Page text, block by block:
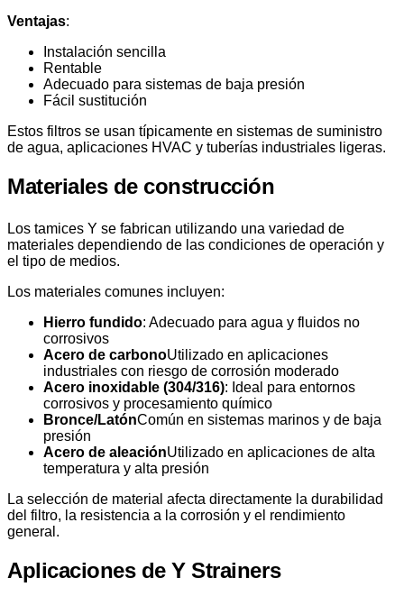
Ventajas:
Instalación sencilla
Rentable
Adecuado para sistemas de baja presión
Fácil sustitución
Estos filtros se usan típicamente en sistemas de suministro
de agua, aplicaciones HVAC y tuberías industriales ligeras.
Materiales de construcción
Los tamices Y se fabrican utilizando una variedad de
materiales dependiendo de las condiciones de operación y
el tipo de medios.
Los materiales comunes incluyen:
Hierro fundido: Adecuado para agua y fluidos no
corrosivos
Acero de carbonoUtilizado en aplicaciones
industriales con riesgo de corrosión moderado
Acero inoxidable (304/316): Ideal para entornos
corrosivos y procesamiento químico
Bronce/LatónComún en sistemas marinos y de baja
presión
Acero de aleaciónUtilizado en aplicaciones de alta
temperatura y alta presión
La selección de material afecta directamente la durabilidad
del filtro, la resistencia a la corrosión y el rendimiento
general.
Aplicaciones de Y Strainers